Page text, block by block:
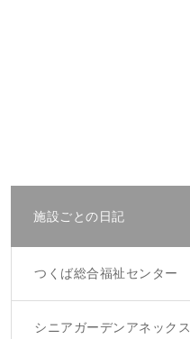
施設ごとの日記
つくば総合福祉センター
シニアガーデンアネックス